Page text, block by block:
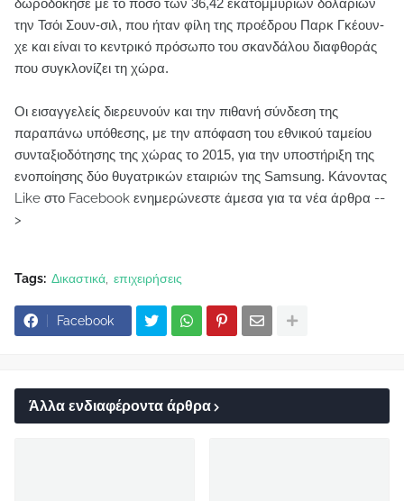
δωροδόκησε με το ποσό των 36,42 εκατομμυρίων δολαρίων
την Τσόι Σουν-σιλ, που ήταν φίλη της προέδρου Παρκ Γκέουν-
χε και είναι το κεντρικό πρόσωπο του σκανδάλου διαφθοράς
που συγκλονίζει τη χώρα.
Οι εισαγγελείς διερευνούν και την πιθανή σύνδεση της
παραπάνω υπόθεσης, με την απόφαση του εθνικού ταμείου
συνταξιοδότησης της χώρας το 2015, για την υποστήριξη της
ενοποίησης δύο θυγατρικών εταιριών της Samsung. Κάνοντας
Like στο Facebook ενημερώνεστε άμεσα για τα νέα άρθρα --
>
Tags: Δικαστικά επιχειρήσεις
Facebook
Άλλα ενδιαφέροντα άρθρα